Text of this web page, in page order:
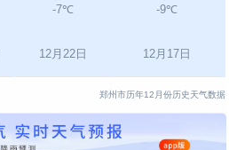
-7℃
12月22日
-9℃
12月17日
郑州市历年12月份历史天气数据